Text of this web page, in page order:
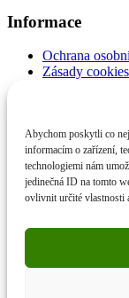
Abychom poskytli co
informacím o zařízení,
technologiemi nám
jedinečná ID na tomto
ovlivnit určité vlastnosti
Informace
Ochrana
Zásady cookies
Menu
Služby
Firemní
Mobilní